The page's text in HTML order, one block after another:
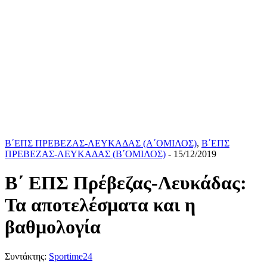
Β΄ΕΠΣ ΠΡΕΒΕΖΑΣ-ΛΕΥΚΑΔΑΣ (Α΄ΟΜΙΛΟΣ), Β΄ΕΠΣ
ΠΡΕΒΕΖΑΣ-ΛΕΥΚΑΔΑΣ (Β΄ΟΜΙΛΟΣ) - 15/12/2019
Β΄ ΕΠΣ Πρέβεζας-Λευκάδας:
Τα αποτελέσματα και η
βαθμολογία
Συντάκτης: Sportime24